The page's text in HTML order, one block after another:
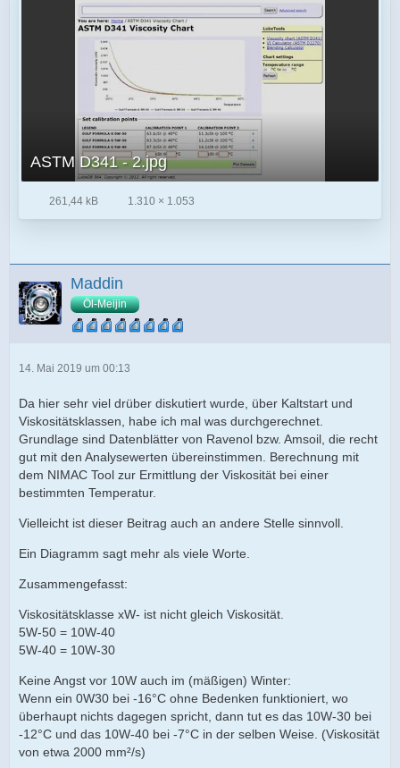
ASTM D341 - 2.jpg
261,44 kB 1.310 × 1.053
Maddin
Öl-Meijin
14. Mai 2019 um 00:13
Da hier sehr viel drüber diskutiert wurde, über Kaltstart und
Viskositätsklassen, habe ich mal was durchgerechnet.
Grundlage sind Datenblätter von Ravenol bzw. Amsoil, die recht
gut mit den Analysewerten übereinstimmen. Berechnung mit
dem NIMAC Tool zur Ermittlung der Viskosität bei einer
bestimmten Temperatur.
Vielleicht ist dieser Beitrag auch an andere Stelle sinnvoll.
Ein Diagramm sagt mehr als viele Worte.
Zusammengefasst:
Viskositätsklasse xW- ist nicht gleich Viskosität.
5W-50 = 10W-40
5W-40 = 10W-30
Keine Angst vor 10W auch im (mäßigen) Winter:
Wenn ein 0W30 bei -16°C ohne Bedenken funktioniert, wo
überhaupt nichts dagegen spricht, dann tut es das 10W-30 bei
-12°C und das 10W-40 bei -7°C in der selben Weise. (Viskosität
von etwa 2000 mm²/s)